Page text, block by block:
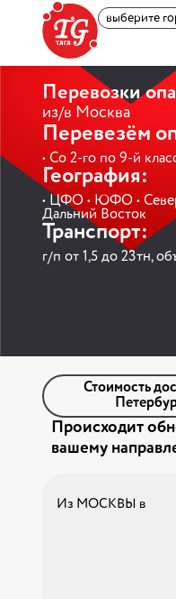
выберите
Перевозки
из/в Москва
Перевезём
• Со 2-го по 9-й
География:
• ЦФО • ЮФО •
Дальний Восток
Транспорт:
г/п от 1,5 до 23тн,
Стоимость
Происходит
вашему
Из МОСКВЫ в